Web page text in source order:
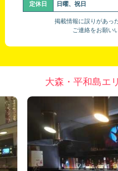
定休日 日曜、祝日
掲載情報に誤りがあっ
ご連絡をお願い
大森・平和島エ